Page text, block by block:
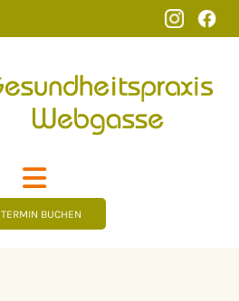
TERMIN BUCHEN